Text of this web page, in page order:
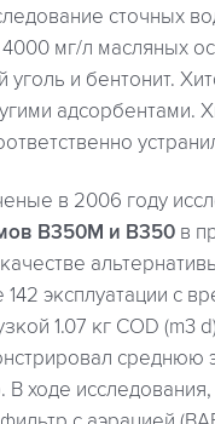
сточных
мг/л масляных
уголь и бентонит.
адсорбентами.
в 2006 году
B350M и B350 в
142 эксплуатации с
1.07 кг COD
среднюю
В ходе